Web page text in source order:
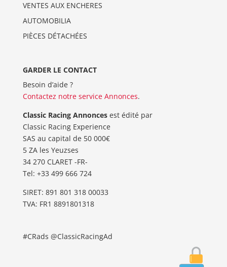
VENTES AUX ENCHERES
AUTOMOBILIA
PIÈCES DÉTACHÉES
GARDER LE CONTACT
Besoin d’aide ?
Contactez notre service Annonces.
Classic Racing Annoncesest édité par
Classic Racing Experience
SAS au capital de 50 000€
5 ZA les Yeuzses
34 270 CLARET -FR-
Tel: ‭+33 499 666 724‬
SIRET: 891 801 318 00033
TVA: FR1 8891801318
#CRads @ClassicRacingAd